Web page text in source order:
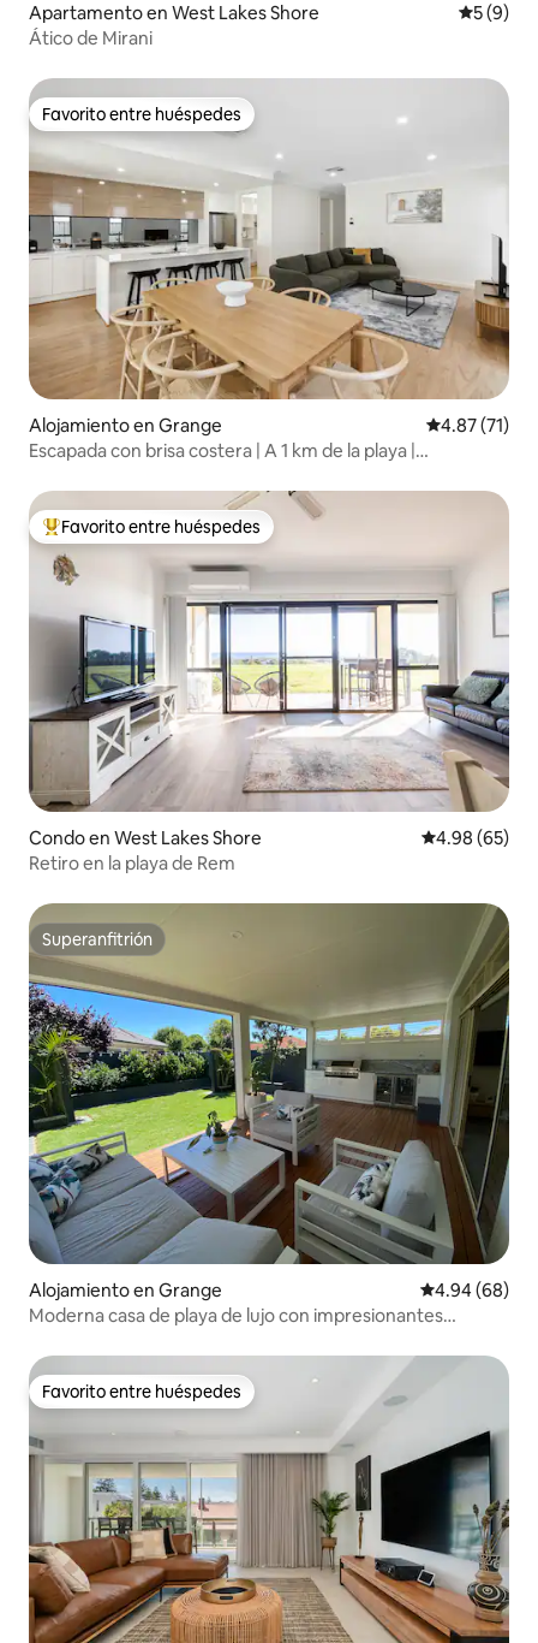
Apartamento en West Lakes Shore
5 (9)
Ático de Mirani
Favorito entre huéspedes
Favorito entre huéspedes
Alojamiento en Grange Calificación
4.87 (71)
Escapada con brisa costera | A 1 km de la playa |
Favorito entre huéspedes preferido
Favorito entre huéspedes
Condo en West Lakes Shore Calificación
4.98 (65)
Retiro en la playa de Rem
Superanfitrión
Superanfitrión
Alojamiento en Grange Calificación
4.94 (68)
Moderna casa de playa de lujo con impresionantes
Favorito entre huéspedes
Favorito entre huéspedes